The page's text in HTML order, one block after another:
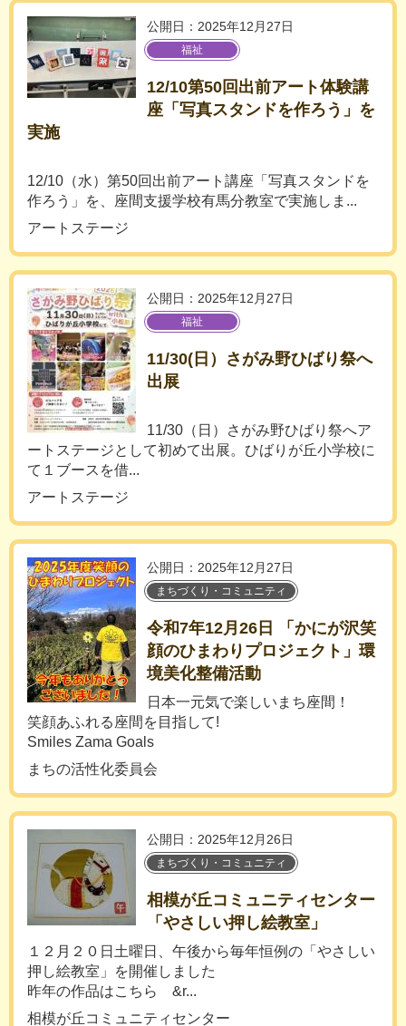
公開日：2025年12月27日
福祉
12/10第50回出前アート体験講
座「写真スタンドを作ろう」を
実施
12/10（水）第50回出前アート講座「写真スタンドを
作ろう」を、座間支援学校有馬分教室で実施しま...
アートステージ
公開日：2025年12月27日
福祉
11/30(日）さがみ野ひばり祭へ
出展
11/30（日）さがみ野ひばり祭へア
ートステージとして初めて出展。ひばりが丘小学校に
て１ブースを借...
アートステージ
公開日：2025年12月27日
まちづくり・コミュニティ
令和7年12月26日 「かにが沢笑
顔のひまわりプロジェクト」環
境美化整備活動
日本一元気で楽しいまち座間！
笑顔あふれる座間を目指して!
Smiles Zama Goals
まちの活性化委員会
公開日：2025年12月26日
まちづくり・コミュニティ
相模が丘コミュニティセンター
「やさしい押し絵教室」
１２月２０日土曜日、午後から毎年恒例の「やさしい
押し絵教室」を開催しました
昨年の作品はこちら &r...
相模が丘コミュニティセンター